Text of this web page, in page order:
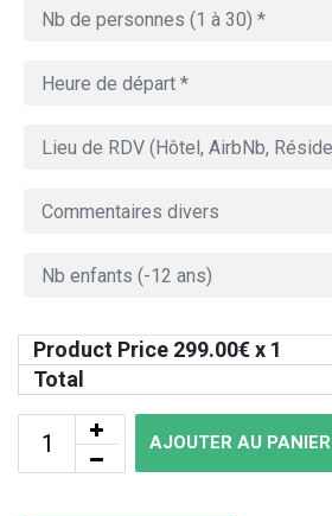
Product Price 299.00€ x 1
Total
AJOUTER AU PANIER